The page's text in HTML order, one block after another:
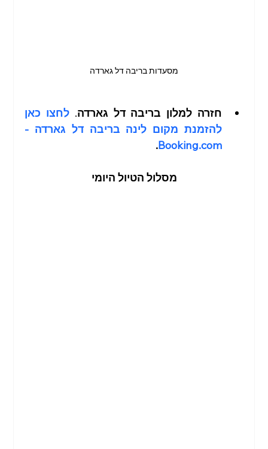
מסעדות בריבה דל גארדה
חזרה למלון בריבה דל גארדה.
להזמנת מקום לינה בריבה דל גארדה -
Booking.com
.
מסלול הטיול היומי